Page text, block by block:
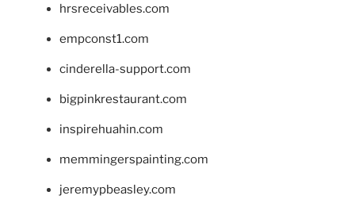
hrsreceivables.com
empconst1.com
cinderella-support.com
bigpinkrestaurant.com
inspirehuahin.com
memmingerspainting.com
jeremypbeasley.com